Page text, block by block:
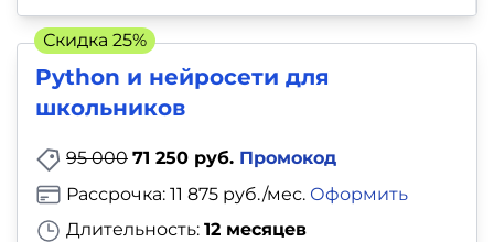
Python и нейросети для
школьников
95 000 71 250 руб. Промокод
Длительность: 12 месяцев
Рассрочка: 11 875 руб./мес. Оформить
Скидка 25%